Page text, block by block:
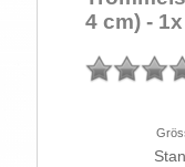
4 cm) -